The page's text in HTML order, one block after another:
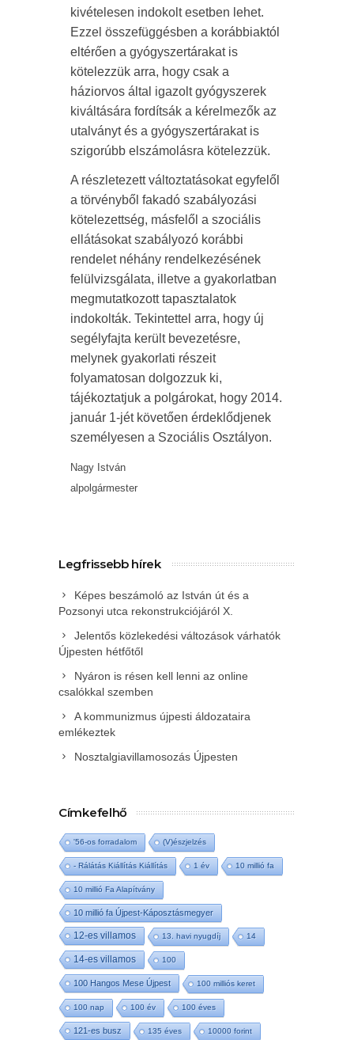
kivételesen indokolt esetben lehet.
Ezzel összefüggésben a korábbiaktól
eltérően a gyógyszertárakat is
kötelezzük arra, hogy csak a
háziorvos által igazolt gyógyszerek
kiváltására fordítsák a kérelmezők az
utalványt és a gyógyszertárakat is
szigorúbb elszámolásra kötelezzük.
A részletezett változtatásokat egyfelől
a törvényből fakadó szabályozási
kötelezettség, másfelől a szociális
ellátásokat szabályozó korábbi
rendelet néhány rendelkezésének
felülvizsgálata, illetve a gyakorlatban
megmutatkozott tapasztalatok
indokolták. Tekintettel arra, hogy új
segélyfajta került bevezetésre,
melynek gyakorlati részeit
folyamatosan dolgozzuk ki,
tájékoztatjuk a polgárokat, hogy 2014.
január 1-jét követően érdeklődjenek
személyesen a Szociális Osztályon.
Nagy István
alpolgármester
Legfrissebb hírek
Képes beszámoló az István út és a
Pozsonyi utca rekonstrukciójáról X.
Jelentős közlekedési változások várhatók
Újpesten hétfőtől
Nyáron is résen kell lenni az online
csalókkal szemben
A kommunizmus újpesti áldozataira
emlékeztek
Nosztalgiavillamosozás Újpesten
Címkefelhő
'56-os forradalom (V)észjelzés
- Rálátás Kiállítás Kiállítás 1 év 10 millió fa
10 millió Fa Alapítvány
10 millió fa Újpest-Káposztásmegyer
12-es villamos 13. havi nyugdíj 14
14-es villamos 100
100 Hangos Mese Újpest 100 milliós keret
100 nap 100 év 100 éves
121-es busz 135 éves 10000 forint